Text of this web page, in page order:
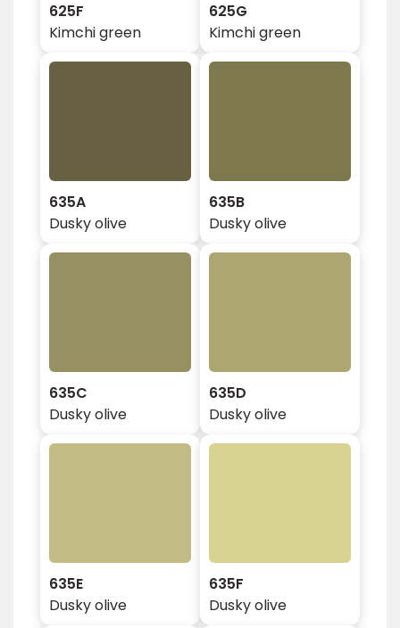
625F
Kimchi green
625G
Kimchi green
635A
Dusky olive
635B
Dusky olive
635C
Dusky olive
635D
Dusky olive
635E
Dusky olive
635F
Dusky olive